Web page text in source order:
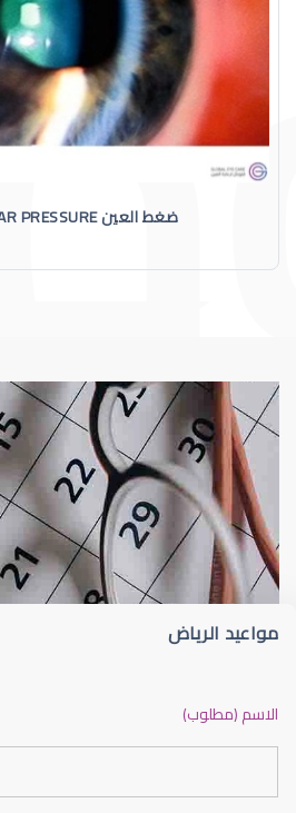
ضغط العين INTRAOCULAR PRESSURE
الماء الأزرق
مواعيد الرياض
الاسم (مطلوب)